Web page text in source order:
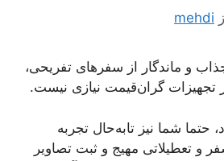
از mehdi
و ماندگار از سفرهای تفریحی،
تجهیزات گران‌قیمت نیازی نیست.
حتما شما نیز تابه‌حال تجربه
و تعطیلاتی مهیج و ثبت تصاویر